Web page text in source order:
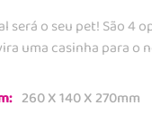
será o seu pet! São 4
uma casinha para o
260 X 140 X 270mm